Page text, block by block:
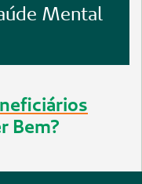
Mental
Bem?